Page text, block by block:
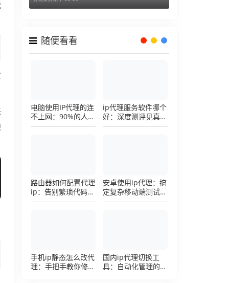
随便看看
电脑使用IP代理的连
不上网：90%的人踩
过这个坑，一招修复
ip代理服务软件哪个
好：深度测评见真
章，帮你把钱花在刀
路由器如何配置代理
ip：告别繁琐代码，
详解底层配置逻辑
安卓使用ip代理：搞
定复杂移动端测试环
境的超详细配置手册
手机ip静态怎么改代
理：手把手教你修改
国内ip代理切换工
具：自动化管理的效